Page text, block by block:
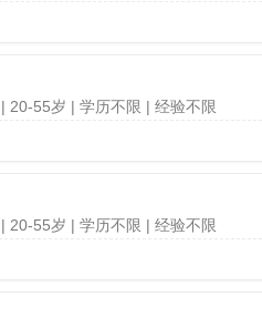
| 20-55岁 | 学历不限 | 经验不限
| 20-55岁 | 学历不限 | 经验不限